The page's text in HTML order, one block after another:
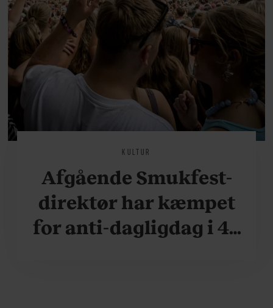
KULTUR
Afgående Smukfest-
direktør har kæmpet
for anti-dagligdag i 46